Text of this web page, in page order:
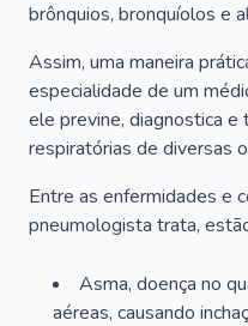
brônquios, bronquíolos e
Assim, uma maneira
especialidade de um
ele previne, diagnostica e
respiratórias de diversas
Entre as enfermidades e
pneumologista trata,
Asma, doença no
aéreas, causando